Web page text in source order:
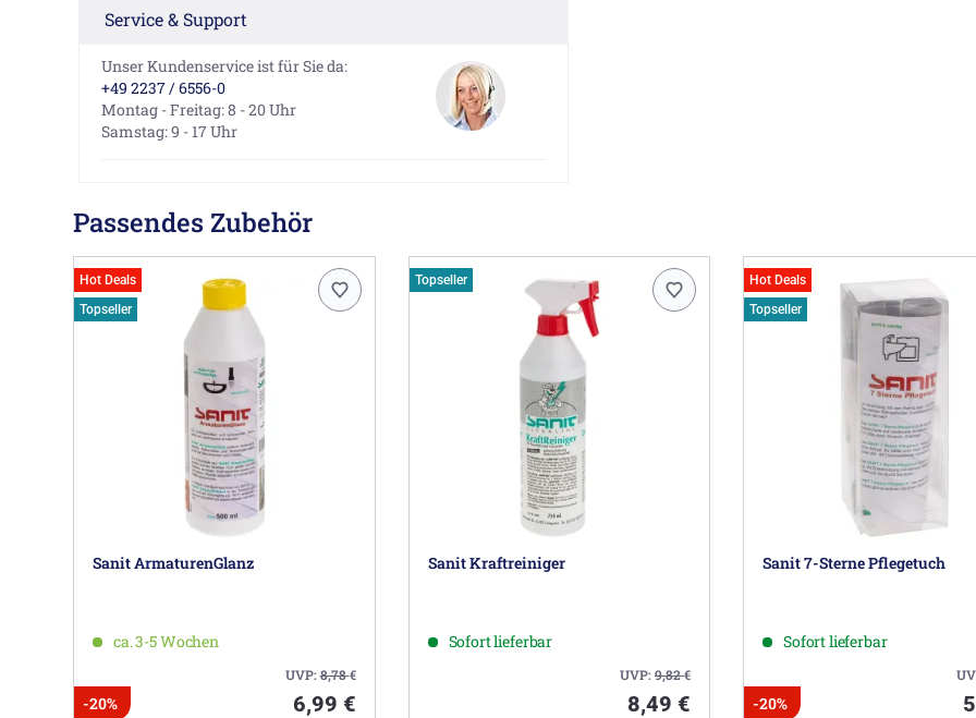
Service & Support
Unser Kundenservice ist für Sie da:
+49 2237 / 6556-0
Montag - Freitag: 8 - 20 Uhr
Samstag: 9 - 17 Uhr
Passendes Zubehör
Hot Deals
Topseller
Sanit ArmaturenGlanz
ca. 3-5 Wochen
UVP:8,78€
-20% 6,99 €
Topseller
Sanit Kraftreiniger
Sofort lieferbar
UVP:9,82€
8,49 €
Hot Deals
Topseller
Sanit 7-Sterne Pflegetuch
Sofort lieferbar
-20%